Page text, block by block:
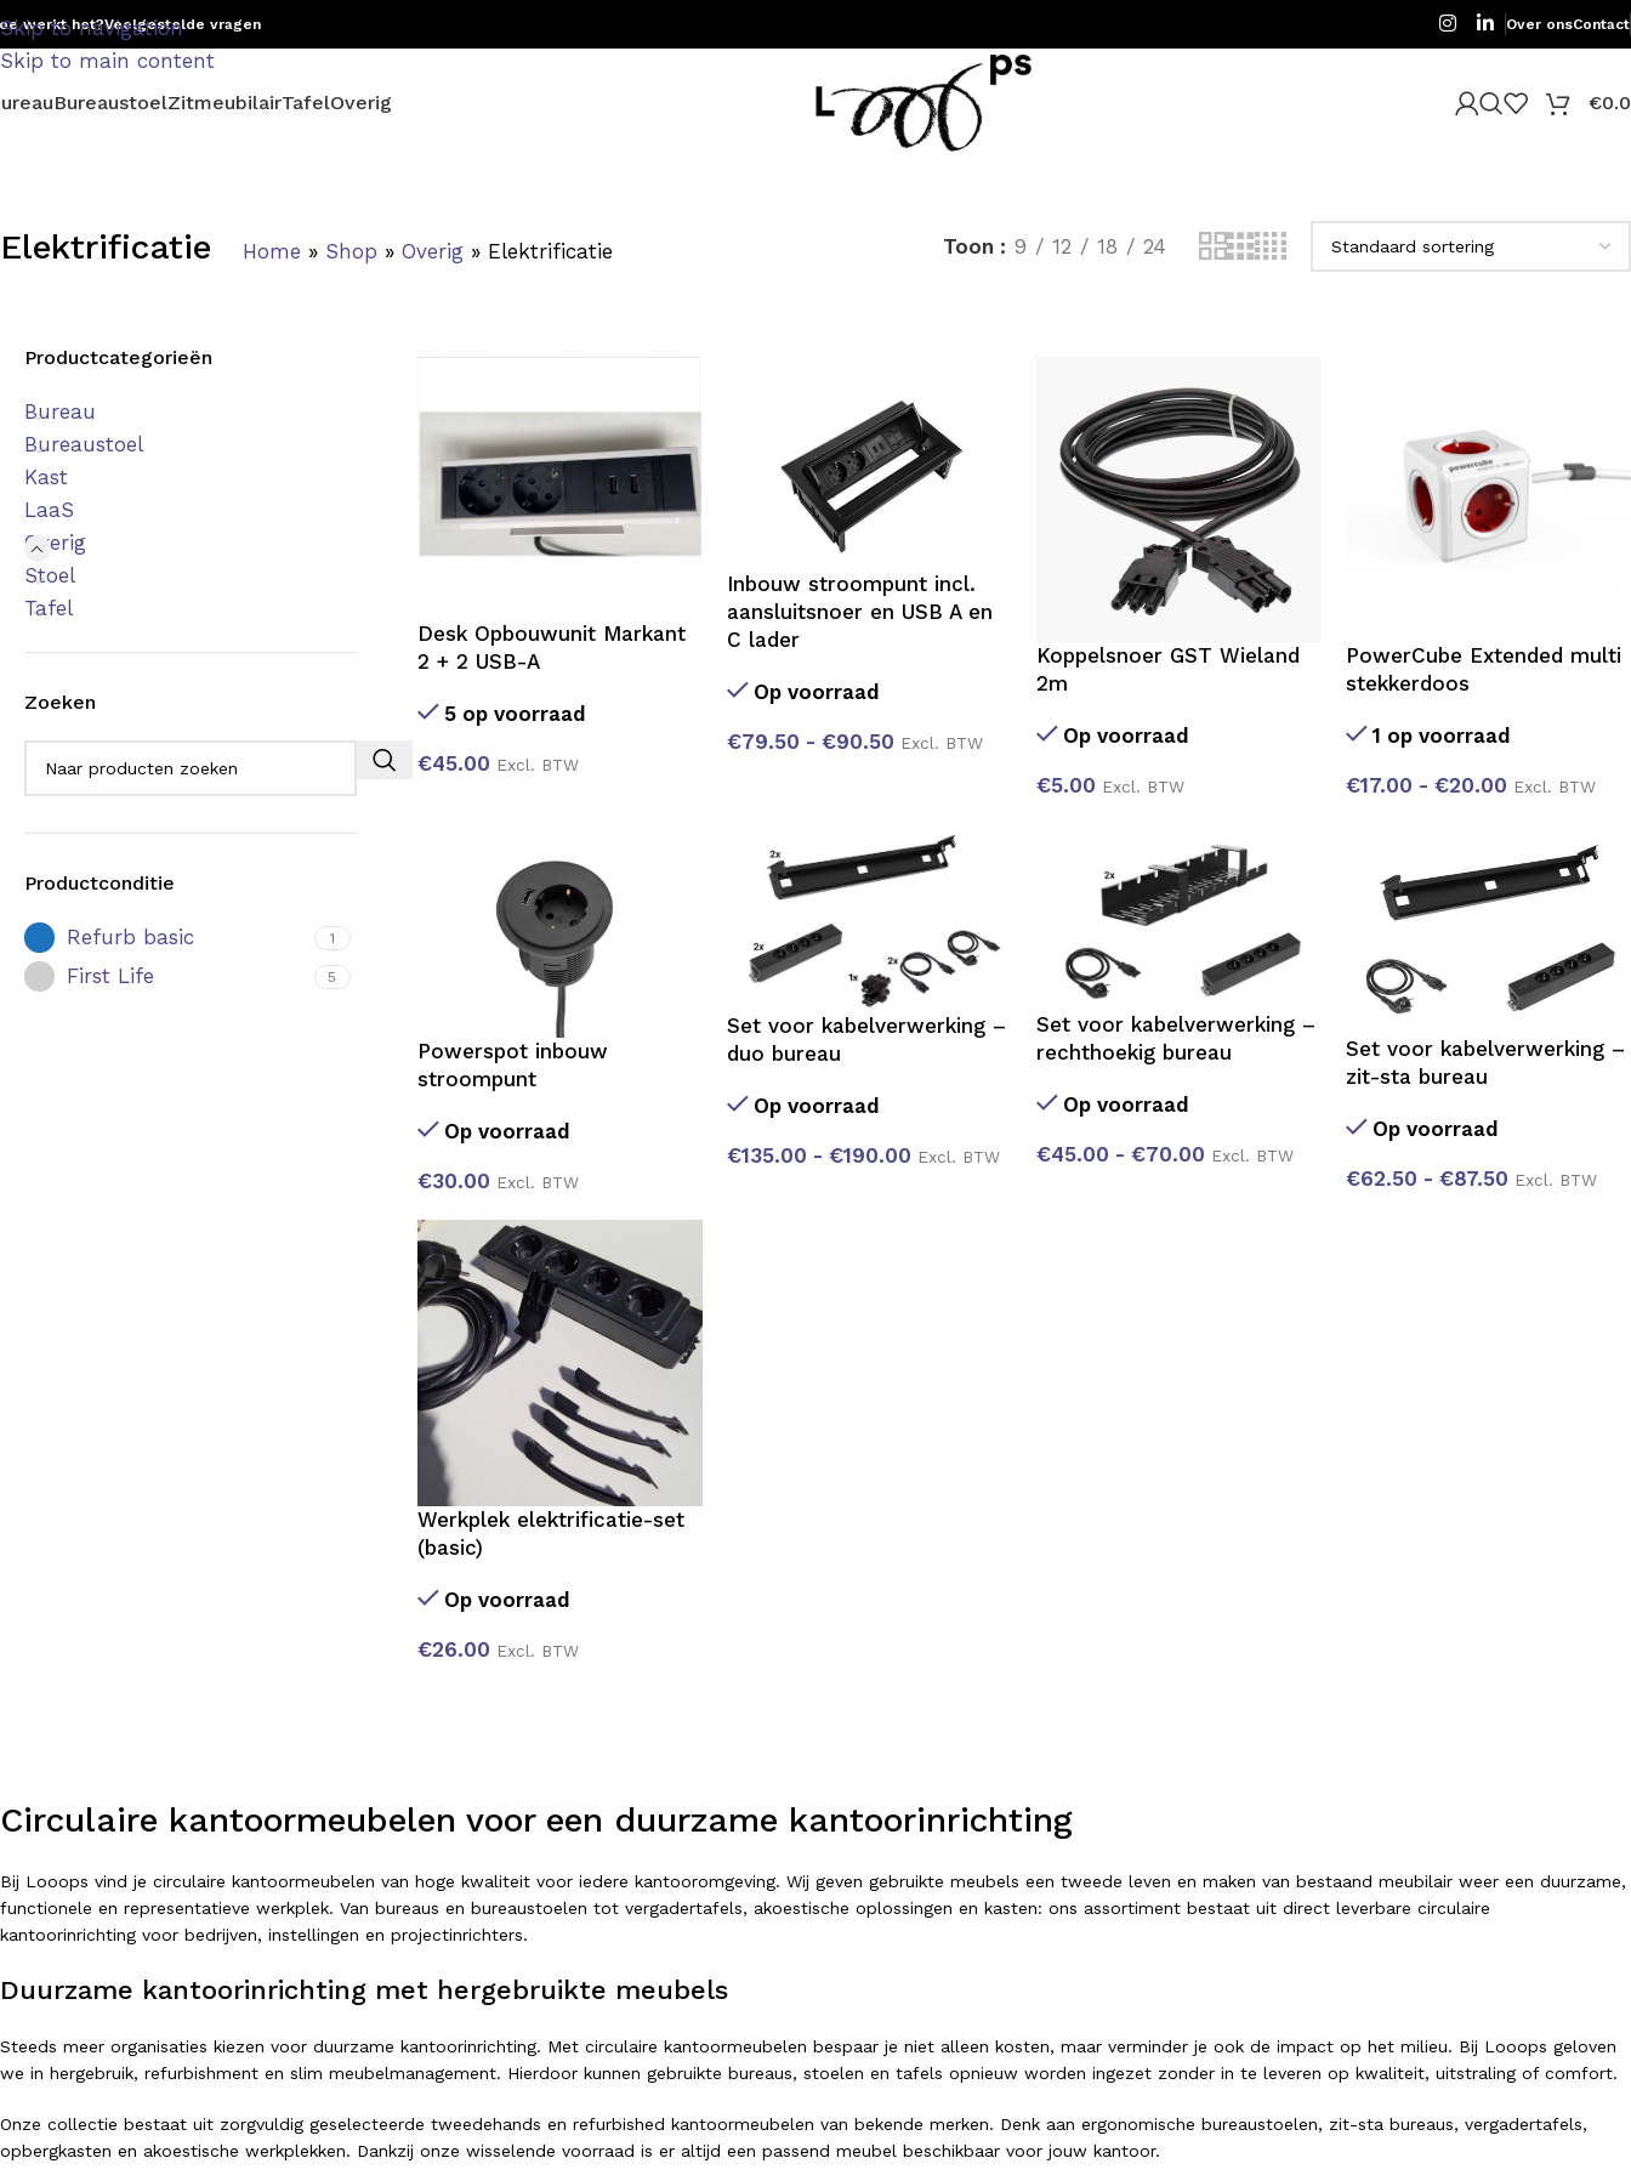
Skip to navigation
Skip to main content
werkt het?Veelgestelde vragen Over onsContact
BureaustoelZitmeubilairTafelOverig €
Elektrificatie Home » Shop » Overig » Elektrificatie Toon 9 12 18 24
Productcategorieën
Bureau
Bureaustoel
Kast
LaaS
Overig
Stoel
Tafel
Zoeken
Productconditie
Refurb basic 1
First Life 5
Desk Opbouwunit Markant
2 + 2 USB-A
5 op voorraad
€45.00 Excl. BTW
Inbouw stroompunt incl.
aansluitsnoer en USB A en
C lader
Op voorraad
€79.50 - €90.50 Excl. BTW
Koppelsnoer GST Wieland
2m
Op voorraad
€5.00 Excl. BTW
PowerCube Extended multi
stekkerdoos
1 op voorraad
€17.00 - €20.00 Excl. BTW
Powerspot inbouw
stroompunt
Op voorraad
€30.00 Excl. BTW
Set voor kabelverwerking –
duo bureau
Op voorraad
€135.00 - €190.00 Excl. BTW
Set voor kabelverwerking –
rechthoekig bureau
Op voorraad
€45.00 - €70.00 Excl. BTW
Set voor kabelverwerking –
zit-sta bureau
Op voorraad
€62.50 - €87.50 Excl. BTW
Werkplek elektrificatie-set
(basic)
Op voorraad
€26.00 Excl. BTW
Circulaire kantoormeubelen voor een duurzame kantoorinrichting
Bij Looops vind je circulaire kantoormeubelen van hoge kwaliteit voor iedere kantooromgeving. Wij geven gebruikte meubels een tweede leven en maken van bestaand meubilair weer een duurzame,
functionele en representatieve werkplek. Van bureaus en bureaustoelen tot vergadertafels, akoestische oplossingen en kasten: ons assortiment bestaat uit direct leverbare circulaire
kantoorinrichting voor bedrijven, instellingen en projectinrichters.
Duurzame kantoorinrichting met hergebruikte meubels
Steeds meer organisaties kiezen voor duurzame kantoorinrichting. Met circulaire kantoormeubelen bespaar je niet alleen kosten, maar verminder je ook de impact op het milieu. Bij Looops geloven
we in hergebruik, refurbishment en slim meubelmanagement. Hierdoor kunnen gebruikte bureaus, stoelen en tafels opnieuw worden ingezet zonder in te leveren op kwaliteit, uitstraling of comfort.
Onze collectie bestaat uit zorgvuldig geselecteerde tweedehands en refurbished kantoormeubelen van bekende merken. Denk aan ergonomische bureaustoelen, zit-sta bureaus, vergadertafels,
opbergkasten en akoestische werkplekken. Dankzij onze wisselende voorraad is er altijd een passend meubel beschikbaar voor jouw kantoor.